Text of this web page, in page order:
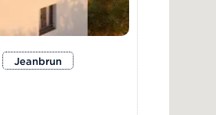
Jeanbrun